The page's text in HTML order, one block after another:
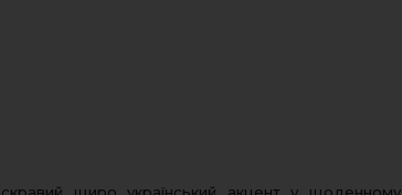
щиро український акцент у щоденному